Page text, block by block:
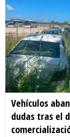
Vehículos
dudas tras el